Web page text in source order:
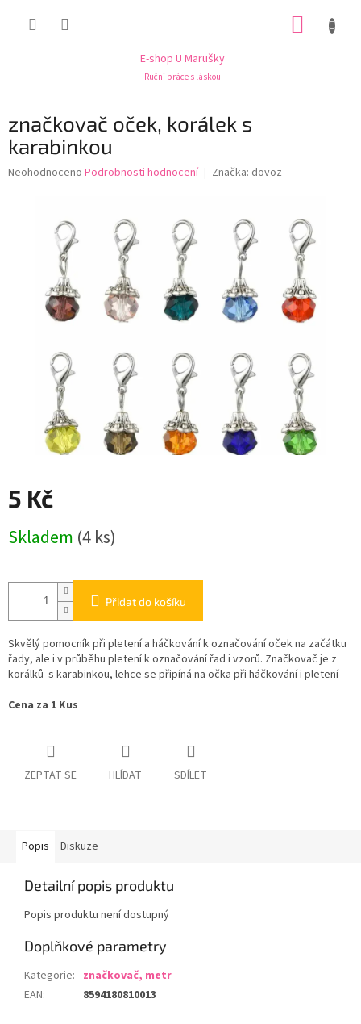
E-shop U Marušky
Ruční práce s láskou
značkovač oček, korálek s
karabinkou
Průměrné
hvězdiček.
Neohodnoceno Podrobnosti hodnocení Značka: dovoz
5 Kč
cena:
Skladem (4 ks)
Přidat do košíku
Skvělý pomocník při pletení a háčkování k označování oček na začátku
řady, ale i v průběhu pletení k označování řad i vzorů. Značkovač je z
korálků s karabinkou, lehce se připíná na očka při háčkování i pletení
Cena za 1 Kus
ZEPTAT SE HLÍDAT SDÍLET
Popis Diskuze
Detailní popis produktu
Popis produktu není dostupný
Doplňkové parametry
Kategorie: značkovač, metr
EAN: 8594180810013